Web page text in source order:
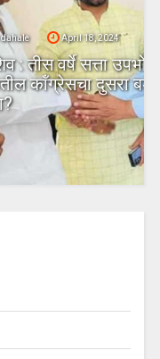
नेता भाजपच्या